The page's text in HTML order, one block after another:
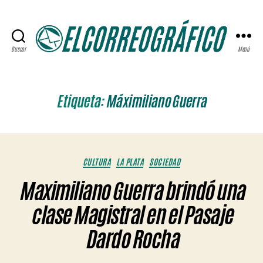
Buscar Menú
Etiqueta:Máximiliano Guerra
Categorías
CULTURA LA PLATA SOCIEDAD
Maximiliano Guerra brindó una
clase Magistral en el Pasaje
Dardo Rocha